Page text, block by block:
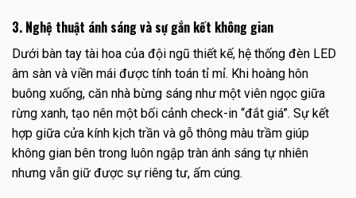
3. Nghệ thuật ánh sáng và sự gắn kết không gian
Dưới bàn tay tài hoa của đội ngũ thiết kế, hệ thống đèn LED
âm sàn và viền mái được tính toán tỉ mỉ. Khi hoàng hôn
buông xuống, căn nhà bừng sáng như một viên ngọc giữa
rừng xanh, tạo nên một bối cảnh check-in “đắt giá”. Sự kết
hợp giữa cửa kính kịch trần và gỗ thông màu trầm giúp
không gian bên trong luôn ngập tràn ánh sáng tự nhiên
nhưng vẫn giữ được sự riêng tư, ấm cúng.